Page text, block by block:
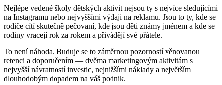
Nejlépe vedené školy dětských aktivit nejsou ty s nejvíce sledujícími
na Instagramu nebo nejvyššími výdaji na reklamu. Jsou to ty, kde se
rodiče cítí skutečně pečovaní, kde jsou děti známy jménem a kde se
rodiny vracejí rok za rokem a přivádějí své přátele.
To není náhoda. Buduje se to záměrnou pozorností věnovanou
retenci a doporučením — dvěma marketingovým aktivitám s
nejvyšší návratností investic, nejnižšími náklady a největším
dlouhodobým dopadem na váš podnik.